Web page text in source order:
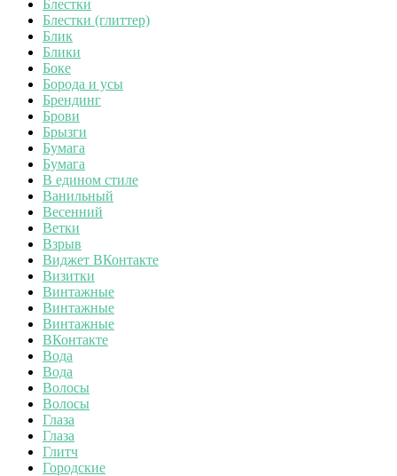
Блестки
Блестки (глиттер)
Блик
Блики
Боке
Борода и усы
Брендинг
Брови
Брызги
Бумага
Бумага
В едином стиле
Ванильный
Весенний
Ветки
Взрыв
Виджет ВКонтакте
Визитки
Винтажные
Винтажные
Винтажные
ВКонтакте
Вода
Вода
Волосы
Волосы
Глаза
Глаза
Глитч
Городские